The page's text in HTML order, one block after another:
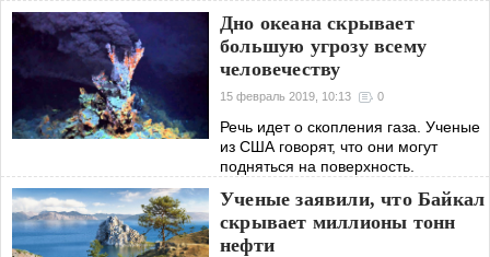
спутника Земли и высадка человека.
Впоследствии спутник может стать
Дно океана скрывает
большую угрозу всему
человечеству
15 февраль 2019, 10:13 0
Речь идет о скопления газа. Ученые
из США говорят, что они могут
подняться на поверхность.
повышается из-за увеличения
средней температуры воды.
Ученые заявили, что Байкал
скрывает миллионы тонн
нефти